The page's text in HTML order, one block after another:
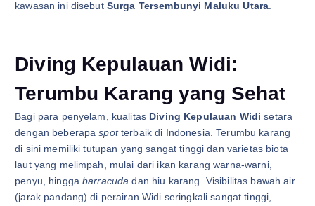
kawasan ini disebut Surga Tersembunyi Maluku Utara
Diving Kepulauan Widi:
Terumbu Karang yang Sehat
Bagi para penyelam, kualitas Diving Kepulauan Widi setara
dengan beberapaspotterbaik di Indonesia. Terumbu karang
di sini memiliki tutupan yang sangat tinggi dan varietas biota
laut yang melimpah, mulai dari ikan karang warna-warni,
penyu, hinggabarracuda dan hiu karang. Visibilitas bawah air
(jarak pandang) di perairan Widi seringkali sangat tinggi,